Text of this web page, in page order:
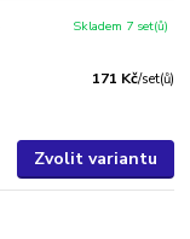
171 Kč/set(ů)
Skladem 7 set(ů)
Zvolit variantu